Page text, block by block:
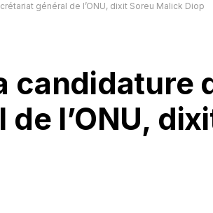
général de l’ONU, dixit Soreu Malick Diop
candidature
l’ONU,